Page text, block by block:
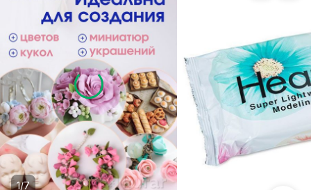
1/7